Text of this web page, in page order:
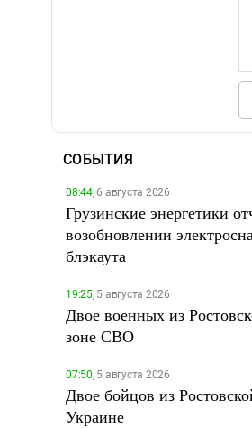
СОБЫТИЯ
08:44,6 августа 2026
Грузинские энергетики
возобновлении
блэкаута
19:25,5 августа 2026
Двое военных из
зоне СВО
07:50,5 августа 2026
Двое бойцов из
Украине